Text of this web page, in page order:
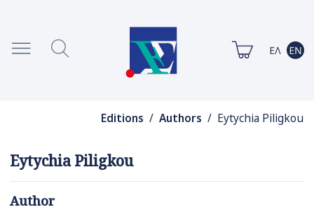
Editions / Authors / Eytychia Piligkou
Eytychia Piligkou
Author